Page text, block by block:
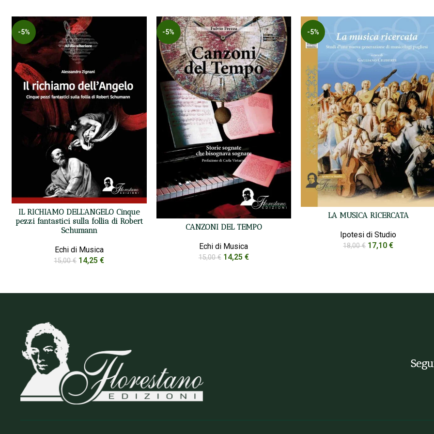
-5%
IL RICHIAMO DELL’ANGELO Cinque
pezzi fantastici sulla follia di Robert
Schumann
Echi di Musica
15,00€ 14,25€
-5%
CANZONI DEL TEMPO
Echi di Musica
15,00€ 14,25 €
-5%
LA MUSICA RICERCATA
Ipotesi di Studio
18,00€ 17,10€